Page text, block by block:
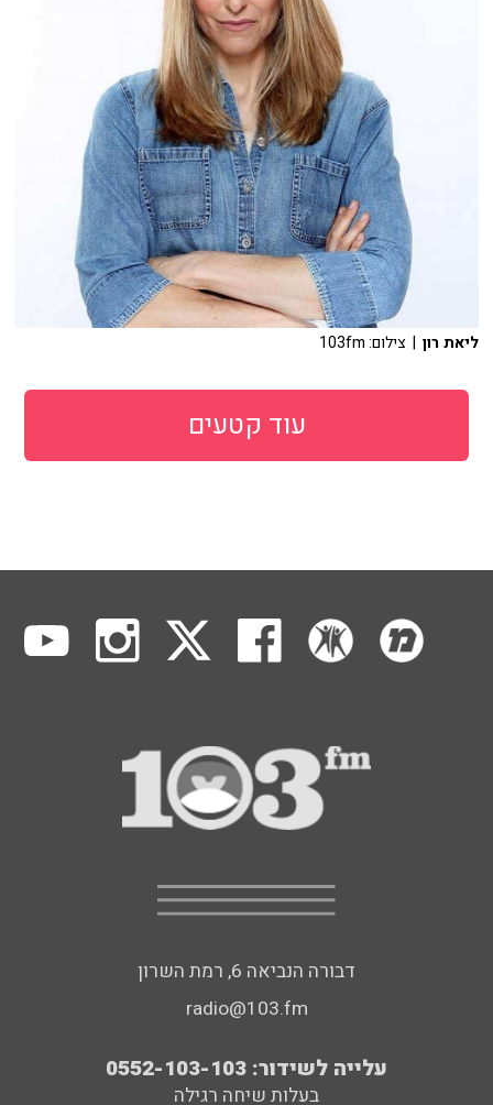
ליאת רון | צילום: 103fm
עוד קטעים
דבורה הנביאה 6, רמת השרון
radio@103.fm
עלייה לשידור: 0552-103-103
בעלות שיחה רגילה